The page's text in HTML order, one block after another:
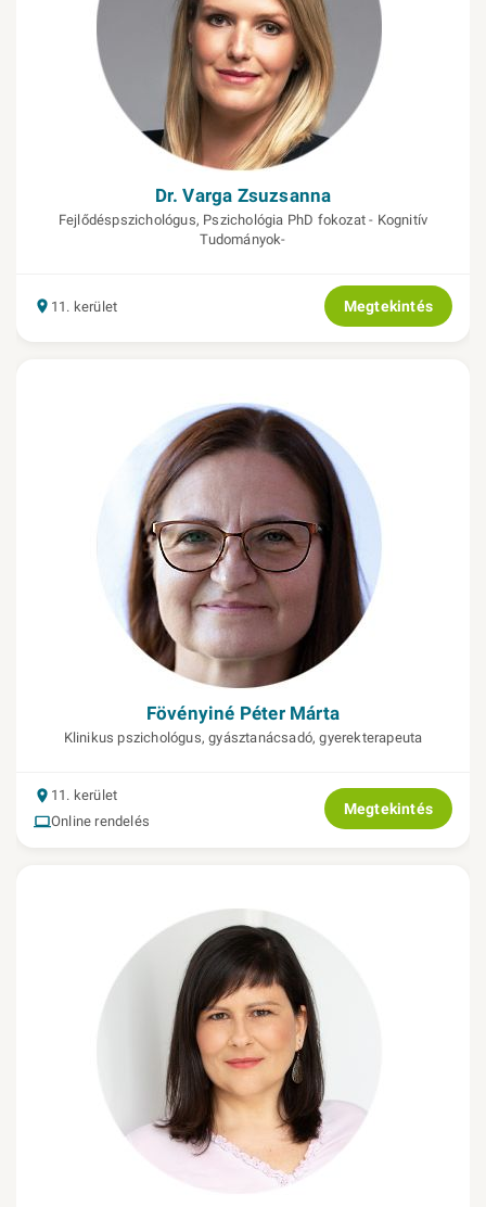
Dr. Varga Zsuzsanna
Fejlődéspszichológus, Pszichológia PhD fokozat - Kognitív
Tudományok-
11. kerület Megtekintés
Fövényiné Péter Márta
Klinikus pszichológus, gyásztanácsadó, gyerekterapeuta
11. kerület
Online rendelés
Megtekintés